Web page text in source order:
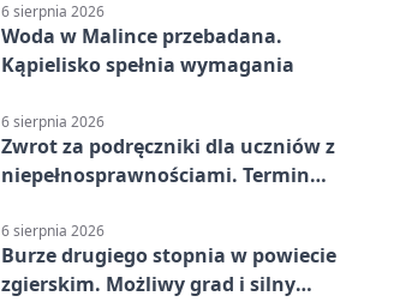
6 sierpnia 2026
Woda w Malince przebadana.
Kąpielisko spełnia wymagania
6 sierpnia 2026
Zwrot za podręczniki dla uczniów z
niepełnosprawnościami. Termin
6 sierpnia 2026
Burze drugiego stopnia w powiecie
zgierskim. Możliwy grad i silny